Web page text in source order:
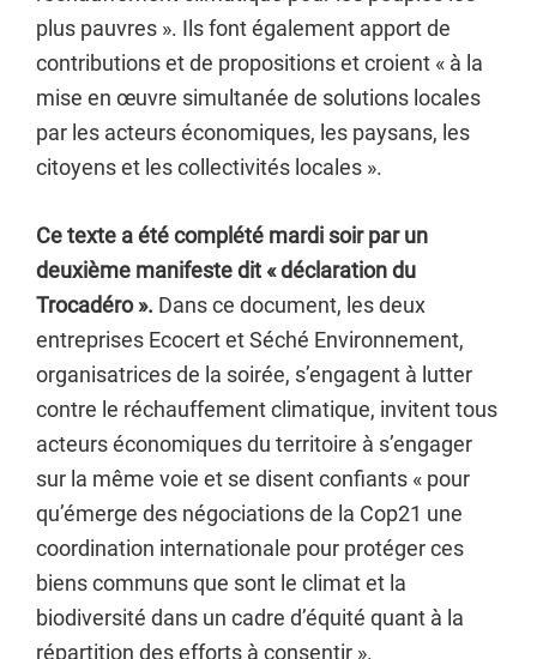
plus pauvres ». Ils font également apport de
contributions et de propositions et croient « à la
mise en œuvre simultanée de solutions locales
par les acteurs économiques, les paysans, les
citoyens et les collectivités locales ».
Ce texte a été complété mardi soir par un
deuxième manifeste dit « déclaration du
Trocadéro ». Dans ce document, les deux
entreprises Ecocert et Séché Environnement,
organisatrices de la soirée, s’engagent à lutter
contre le réchauffement climatique, invitent tous
acteurs économiques du territoire à s’engager
sur la même voie et se disent confiants « pour
qu’émerge des négociations de la Cop21 une
coordination internationale pour protéger ces
biens communs que sont le climat et la
biodiversité dans un cadre d’équité quant à la
répartition des efforts à consentir ».